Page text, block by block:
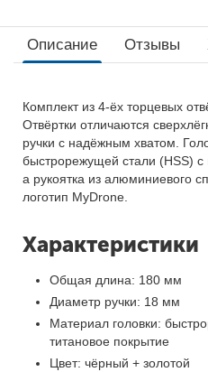
Описание Отзывы
Комплект из 4-ёх торцевых
Отвёртки отличаются
ручки с надёжным хватом.
быстрорежущей стали (HSS)
а рукоятка из алюминиевого
логотип MyDrone.
Характеристики
Общая длина: 180 мм
Диаметр ручки: 18 мм
Материал головки:
титановое покрытие
Цвет: чёрный + золотой